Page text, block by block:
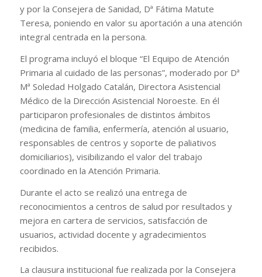
y por la Consejera de Sanidad, Dª Fátima Matute
Teresa, poniendo en valor su aportación a una atención
integral centrada en la persona.
El programa incluyó el bloque “El Equipo de Atención
Primaria al cuidado de las personas”, moderado por Dª
Mª Soledad Holgado Catalán, Directora Asistencial
Médico de la Dirección Asistencial Noroeste. En él
participaron profesionales de distintos ámbitos
(medicina de familia, enfermería, atención al usuario,
responsables de centros y soporte de paliativos
domiciliarios), visibilizando el valor del trabajo
coordinado en la Atención Primaria.
Durante el acto se realizó una entrega de
reconocimientos a centros de salud por resultados y
mejora en cartera de servicios, satisfacción de
usuarios, actividad docente y agradecimientos
recibidos.
La clausura institucional fue realizada por la Consejera